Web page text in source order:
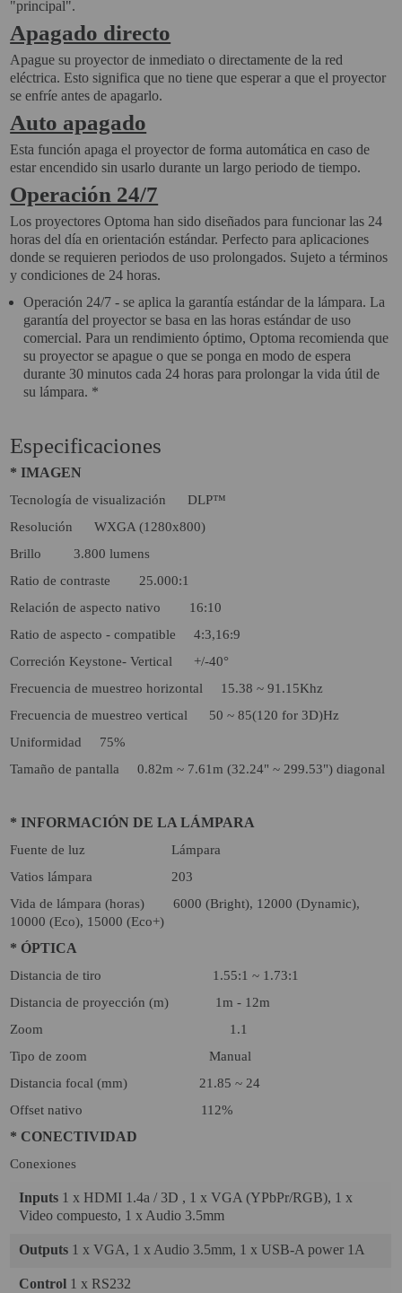
"principal".
Apagado directo
Apague su proyector de inmediato o directamente de la red
eléctrica. Esto significa que no tiene que esperar a que el proyector
se enfríe antes de apagarlo.
Auto apagado
Esta función apaga el proyector de forma automática en caso de
estar encendido sin usarlo durante un largo periodo de tiempo.
Operación 24/7
Los proyectores Optoma han sido diseñados para funcionar las 24
horas del día en orientación estándar. Perfecto para aplicaciones
donde se requieren periodos de uso prolongados. Sujeto a términos
y condiciones de 24 horas.
Operación 24/7 - se aplica la garantía estándar de la lámpara. La
garantía del proyector se basa en las horas estándar de uso
comercial. Para un rendimiento óptimo, Optoma recomienda que
su proyector se apague o que se ponga en modo de espera
durante 30 minutos cada 24 horas para prolongar la vida útil de
su lámpara. *
Especificaciones
* IMAGEN
Tecnología de visualización DLP™
Resolución WXGA (1280x800)
Brillo 3.800 lumens
Ratio de contraste 25.000:1
Relación de aspecto nativo 16:10
Ratio de aspecto - compatible 4:3,16:9
Correción Keystone- Vertical +/-40°
Frecuencia de muestreo horizontal 15.38 ~ 91.15Khz
Frecuencia de muestreo vertical 50 ~ 85(120 for 3D)Hz
Uniformidad 75%
Tamaño de pantalla 0.82m ~ 7.61m (32.24" ~ 299.53") diagonal
* INFORMACIÓN DE LA LÁMPARA
Fuente de luz Lámpara
Vatios lámpara 203
Vida de lámpara (horas) 6000 (Bright), 12000 (Dynamic),
10000 (Eco), 15000 (Eco+)
* ÓPTICA
Distancia de tiro 1.55:1 ~ 1.73:1
Distancia de proyección (m) 1m - 12m
Zoom 1.1
Tipo de zoom Manual
Distancia focal (mm) 21.85 ~ 24
Offset nativo 112%
* CONECTIVIDAD
Conexiones
Inputs 1 x HDMI 1.4a / 3D , 1 x VGA (YPbPr/RGB), 1 x
Video compuesto, 1 x Audio 3.5mm
Outputs 1 x VGA, 1 x Audio 3.5mm, 1 x USB-A power 1A
Control 1 x RS232